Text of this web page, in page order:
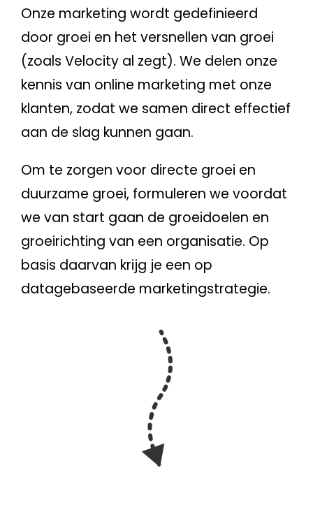
Onze marketing wordt gedefinieerd
door groei en het versnellen van groei
(zoals Velocity al zegt). We delen onze
kennis van online marketing met onze
klanten, zodat we samen direct effectief
aan de slag kunnen gaan.
Om te zorgen voor directe groei en
duurzame groei, formuleren we voordat
we van start gaan de groeidoelen en
groeirichting van een organisatie. Op
basis daarvan krijg je een op
datagebaseerde marketingstrategie.